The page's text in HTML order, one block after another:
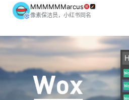
MMMMMMarcus
像素保洁员，小红书同名